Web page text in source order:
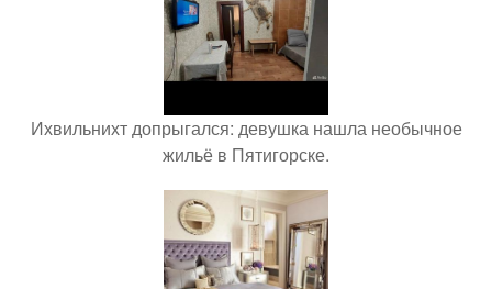
Ихвильнихт допрыгался: девушка нашла необычное
жильё в Пятигорске.